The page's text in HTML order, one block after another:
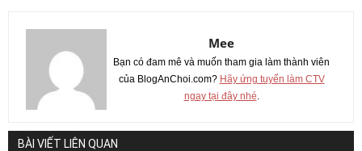
Mee
Bạn có đam mê và muốn tham gia làm thành viên
của BlogAnChoi.com? Hãy ứng tuyển làm CTV
ngay tại đây nhé.
BÀI VIẾT LIÊN QUAN